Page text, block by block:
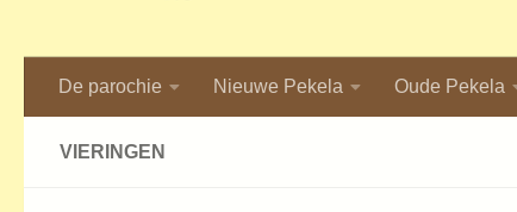
De parochie Nieuwe Pekela Oude Pekela
VIERINGEN